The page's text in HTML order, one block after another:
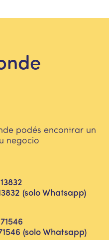
podés encontrar un
negocio
(solo Whatsapp)
(solo Whatsapp)